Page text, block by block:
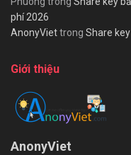
phí 2026
AnonyViettrong Share
Giới thiệu
AnonyViet